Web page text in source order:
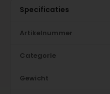
Specificaties
Artikelnummer
Categorie
Gewicht